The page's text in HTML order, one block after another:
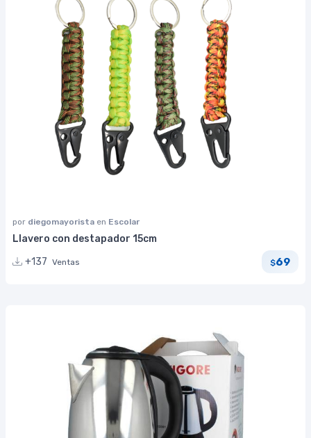
por diegomayorista en Escolar
Llavero con destapador 15cm
+137 Ventas $69